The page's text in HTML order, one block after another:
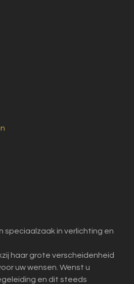
speciaalzaak in verlichting en
haar grote verscheidenheid
uw wensen. Wenst u
en dit steeds